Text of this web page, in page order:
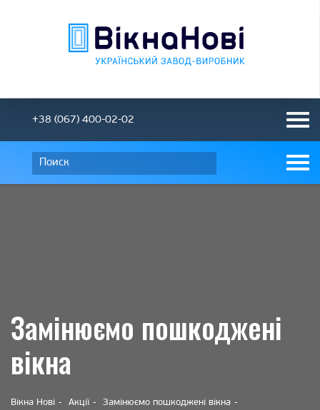
+38 (067) 400-02-02
Замінюємо пошкоджені
вікна
Вікна Нові Акції Замінюємо пошкоджені вікна